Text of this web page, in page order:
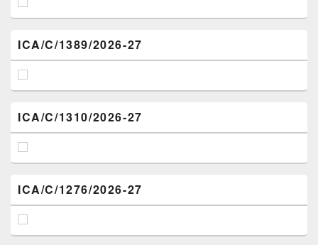
ICA/C/1389/2026-27
ICA/C/1310/2026-27
ICA/C/1276/2026-27